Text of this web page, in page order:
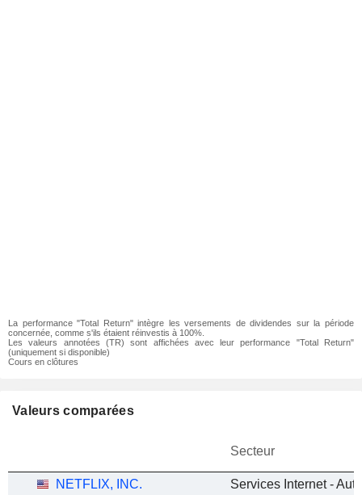
La performance "Total Return" intègre les versements de dividendes sur la période
concernée, comme s'ils étaient réinvestis à 100%.
Les valeurs annotées (TR) sont affichées avec leur performance "Total Return"
(uniquement si disponible)
Cours en clôtures
Valeurs comparées
Secteur
NETFLIX, INC. Services Internet -